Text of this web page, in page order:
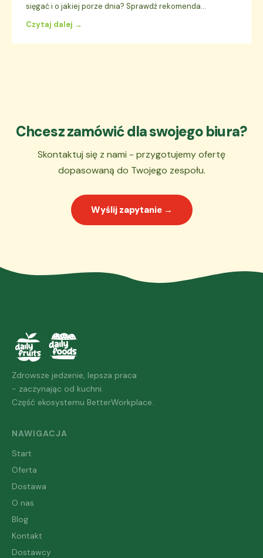
sięgać i o jakiej porze dnia? Sprawdź rekomenda...
Czytaj dalej →
Chcesz zamówić dla swojego biura?
Skontaktuj się z nami - przygotujemy ofertę
dopasowaną do Twojego zespołu.
Wyślij zapytanie →
Zdrowsze jedzenie, lepsza praca
- zaczynając od kuchni.
Część ekosystemu BetterWorkplace.
NAWIGACJA
Start
Oferta
Dostawa
O nas
Blog
Kontakt
Dostawcy